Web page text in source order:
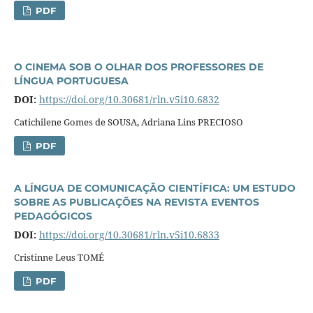
PDF
O CINEMA SOB O OLHAR DOS PROFESSORES DE
LÍNGUA PORTUGUESA
DOI: https://doi.org/10.30681/rln.v5i10.6832
Catichilene Gomes de SOUSA, Adriana Lins PRECIOSO
PDF
A LÍNGUA DE COMUNICAÇÃO CIENTÍFICA: UM ESTUDO
SOBRE AS PUBLICAÇÕES NA REVISTA EVENTOS
PEDAGÓGICOS
DOI: https://doi.org/10.30681/rln.v5i10.6833
Cristinne Leus TOMÉ
PDF